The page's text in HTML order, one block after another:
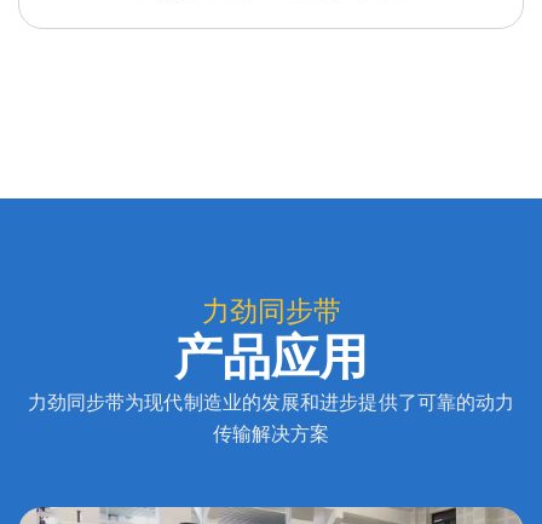
力劲同步带
产品应用
力劲同步带为现代制造业的发展和进步提供了可靠的动力
传输解决方案